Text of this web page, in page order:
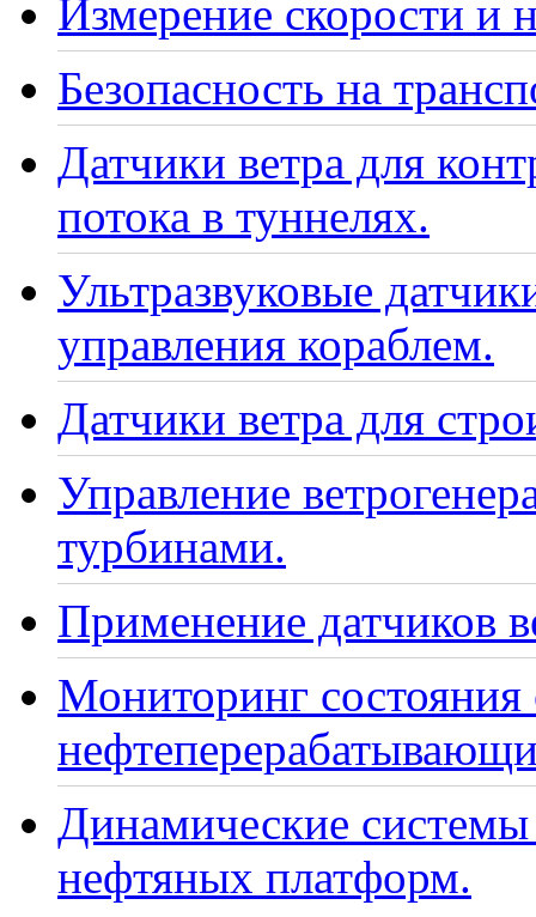
Измерение скорости и
Безопасность на
Датчики ветра для
потока в туннелях.
Ультразвуковые
управления кораблем.
Датчики ветра для
Управление
турбинами.
Применение датчиков
Мониторинг
Динамические
нефтяных платформ.